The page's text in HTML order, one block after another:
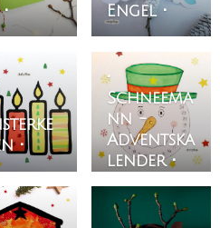
Engel •
•
•
Schneema
nn -
Adventska
lender •